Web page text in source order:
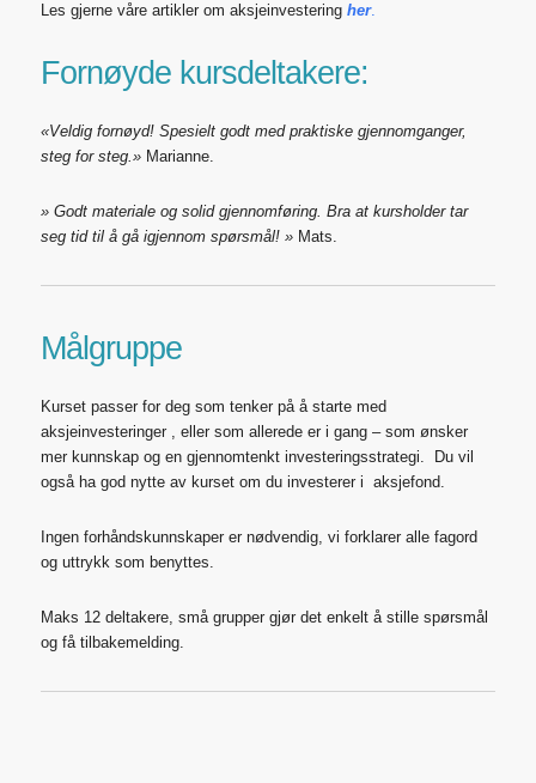
Les gjerne våre artikler om aksjeinvesteringher.
Fornøyde kursdeltakere:
«Veldig fornøyd! Spesielt godt med praktiske gjennomganger,
steg for steg.»Marianne.
» Godt materiale og solid gjennomføring. Bra at kursholder tar
seg tid til å gå igjennom spørsmål! » Mats.
Målgruppe
Kurset passer for deg som tenker på å starte med
aksjeinvesteringer , eller som allerede er i gang – som ønsker
mer kunnskap og en gjennomtenkt investeringsstrategi. Du vil
også ha god nytte av kurset om du investerer i aksjefond.
Ingen forhåndskunnskaper er nødvendig, vi forklarer alle fagord
og uttrykk som benyttes.
Maks 12 deltakere, små grupper gjør det enkelt å stille spørsmål
og få tilbakemelding.